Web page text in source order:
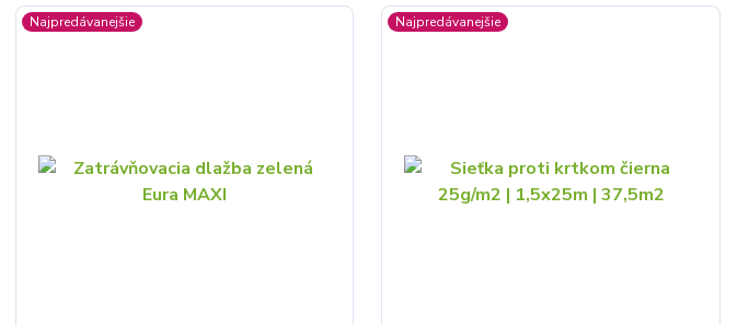
Najpredávanejšie Najpredávanejšie